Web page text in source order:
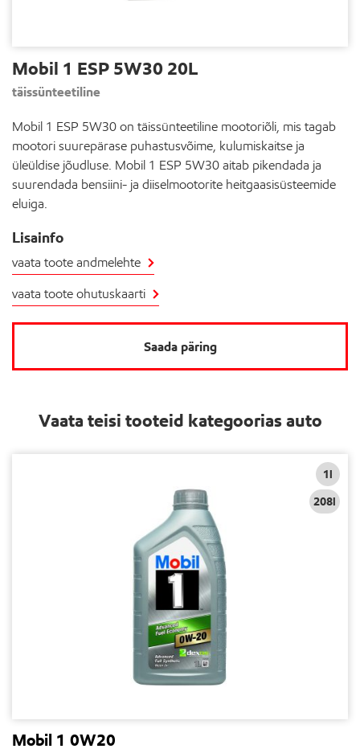
Mobil 1 ESP 5W30 20L
täissünteetiline
Mobil 1 ESP 5W30 on täissünteetiline mootoriõli, mis tagab
mootori suurepärase puhastusvõime, kulumiskaitse ja
üleüldise jõudluse. Mobil 1 ESP 5W30 aitab pikendada ja
suurendada bensiini- ja diiselmootorite heitgaasisüsteemide
eluiga.
Lisainfo
vaata toote andmelehte
vaata toote ohutuskaarti
Saada päring
Vaata teisi tooteid kategoorias auto
1l
208l
Mobil 1 0W20